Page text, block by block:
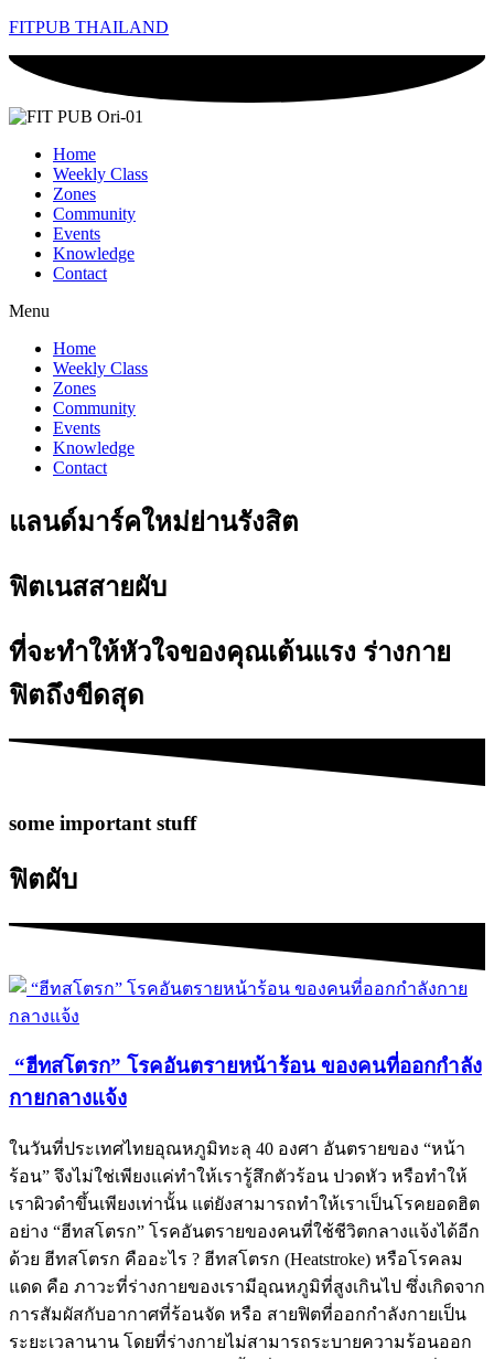
FITPUB THAILAND
Home
Weekly Class
Zones
Community
Events
Knowledge
Contact
Menu
Home
Weekly Class
Zones
Community
Events
Knowledge
Contact
แลนด์มาร์คใหม่ย่านรังสิต
ฟิตเนสสายผับ
ที่จะทำให้หัวใจของคุณเต้นแรง ร่างกาย
ฟิตถึงขีดสุด
some important stuff
ฟิตผับ
“ฮีทสโตรก” โรคอันตรายหน้าร้อน ของคนที่ออกกำลัง
กายกลางแจ้ง
ในวันที่ประเทศไทยอุณหภูมิทะลุ 40 องศา อันตรายของ “หน้า
ร้อน” จึงไม่ใช่เพียงแค่ทำให้เรารู้สึกตัวร้อน ปวดหัว หรือทำให้
เราผิวดำขึ้นเพียงเท่านั้น แต่ยังสามารถทำให้เราเป็นโรคยอดฮิต
อย่าง “ฮีทสโตรก” โรคอันตรายของคนที่ใช้ชีวิตกลางแจ้งได้อีก
ด้วย ฮีทสโตรก คืออะไร ? ฮีทสโตรก (Heatstroke) หรือโรคลม
แดด คือ ภาวะที่ร่างกายของเรามีอุณหภูมิที่สูงเกินไป ซึ่งเกิดจาก
การสัมผัสกับอากาศที่ร้อนจัด หรือ สายฟิตที่ออกกำลังกายเป็น
ระยะเวลานาน โดยที่ร่างกายไม่สามารถระบายความร้อนออก